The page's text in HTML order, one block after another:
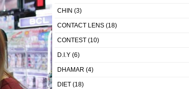
CHIN (3)
CONTACT LENS (18)
CONTEST (10)
D.I.Y (6)
DHAMAR (4)
DIET (18)